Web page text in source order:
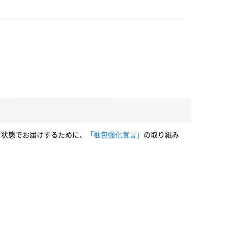
態でお届けするために、 「梱包強化宣言」 の取り組み